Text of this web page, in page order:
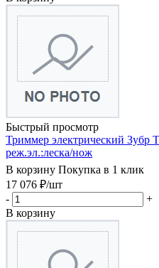
Быстрый просмотр
Триммер электрический Зубр
реж.эл.:леска/нож
В корзину Покупка в 1 клик
17 076 ₽/шт
-
+
В корзину